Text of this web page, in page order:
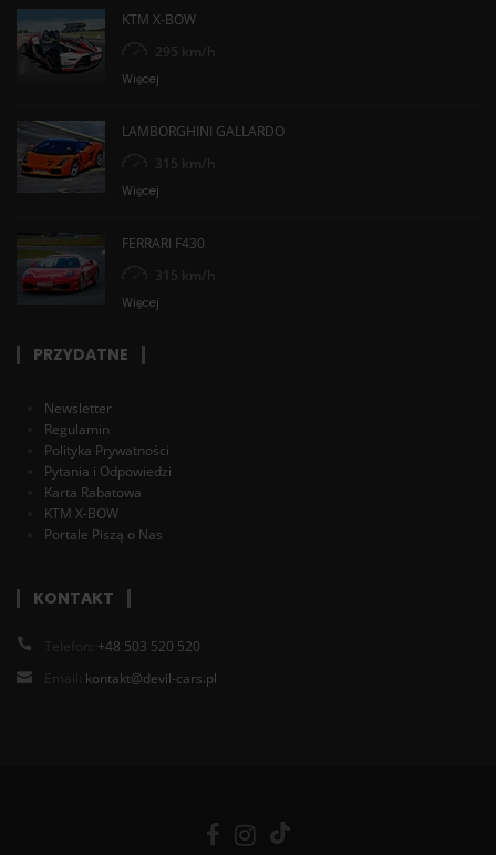
KTM X-BOW
295 km/h
Więcej
LAMBORGHINI GALLARDO
315 km/h
Więcej
FERRARI F430
315 km/h
Więcej
PRZYDATNE
Newsletter
Regulamin
Polityka Prywatności
Pytania i Odpowiedzi
Karta Rabatowa
KTM X-BOW
Portale Piszą o Nas
KONTAKT
Telefon: +48 503 520 520
Email: kontakt@devil-cars.pl